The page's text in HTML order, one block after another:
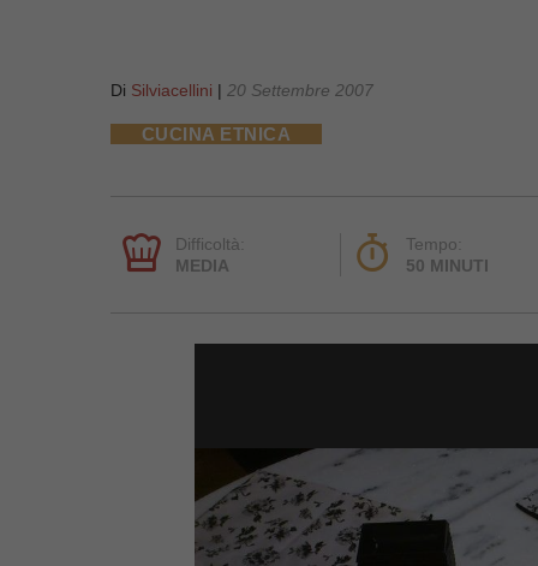
Di Silviacellini | 20 Settembre 2007
CUCINA ETNICA
Difficoltà:
MEDIA
Tempo:
50 MINUTI